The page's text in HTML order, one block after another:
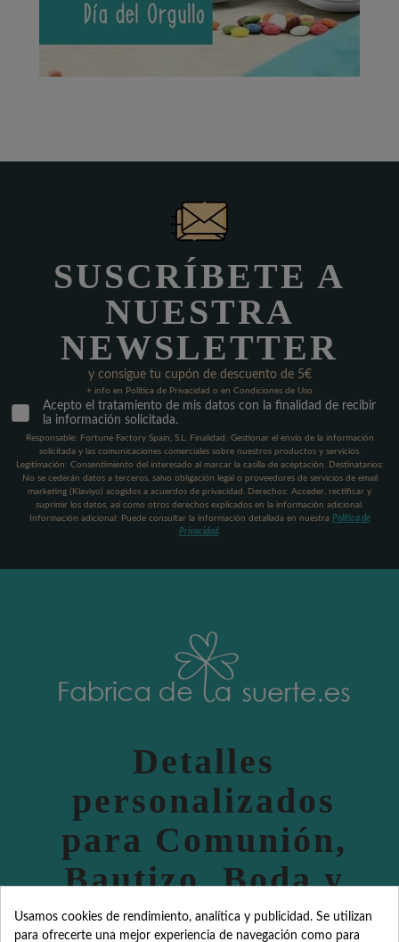
SUSCRÍBETE A
NUESTRA
NEWSLETTER
y consigue tu cupón de descuento de 5€
+ info en Política de Privacidad o en Condiciones de Uso
Acepto el tratamiento de mis datos con la finalidad de recibir
la información solicitada.
Responsable: Fortune Factory Spain, S.L. Finalidad: Gestionar el envío de la información
solicitada y las comunicaciones comerciales sobre nuestros productos y servicios.
Legitimación: Consentimiento del interesado al marcar la casilla de aceptación. Destinatarios:
No se cederán datos a terceros, salvo obligación legal o proveedores de servicios de email
marketing (Klaviyo) acogidos a acuerdos de privacidad. Derechos: Acceder, rectificar y
suprimir los datos, así como otros derechos explicados en la información adicional.
Información adicional: Puede consultar la información detallada en nuestra Política de
Privacidad.
Detalles
personalizados
para Comunión,
Bautizo, Boda y
eventos
Usamos cookies de rendimiento, analítica y publicidad. Se utilizan
para ofrecerte una mejor experiencia de navegación como para